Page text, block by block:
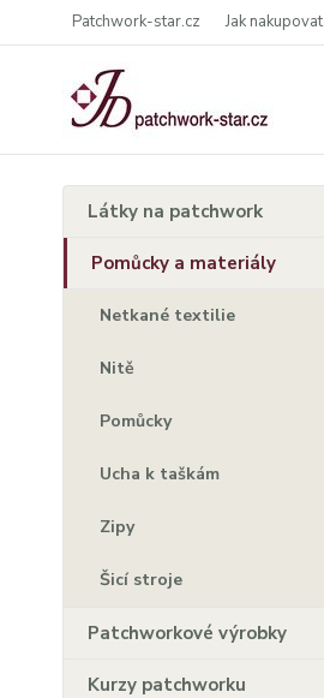
Patchwork-star.cz Jak nakupovat
Látky na patchwork
Pomůcky a materiály
Netkané textilie
Nitě
Pomůcky
Ucha k taškám
Zipy
Šicí stroje
Patchworkové výrobky
Kurzy patchworku